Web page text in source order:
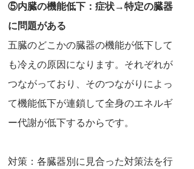
⑤内臓の機能低下：症状→特定の臓器
に問題がある
五臓のどこかの臓器の機能が低下して
も冷えの原因になります。それぞれが
つながっており、そのつながりによっ
て機能低下が連鎖して全身のエネルギ
ー代謝が低下するからです。
対策：各臓器別に見合った対策法を行